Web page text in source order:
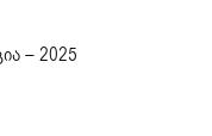
– 2025